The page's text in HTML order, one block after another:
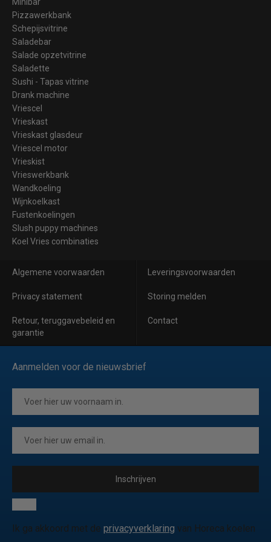
Minibar
Pizzawerkbank
Schepijsvitrine
Saladebar
Salade opzetvitrine
Saladette
Sushi - Tapas vitrine
Drank machine
Vriescel
Vrieskast
Vrieskast glasdeur
Vriescel motor
Vrieskist
Vrieswerkbank
Wandkoeling
Wijnkoelkast
Fustenkoelingen
Slush puppy machines
Koel Vries combinaties
Algemene voorwaarden Leveringsvoorwaarden
Privacy statement Storing melden
Retour, teruggavebeleid en
garantie
Contact
Aanmelden voor de nieuwsbrief
Inschrijven
Ik ga akkoord met de privacyverklaring van Horeca koelen